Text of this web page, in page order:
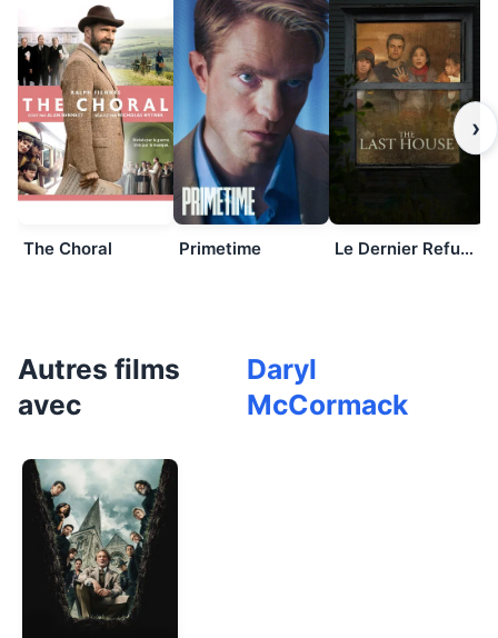
The Choral Primetime Le Dernier Refuge
›
Autres films
avec
Daryl
McCormack